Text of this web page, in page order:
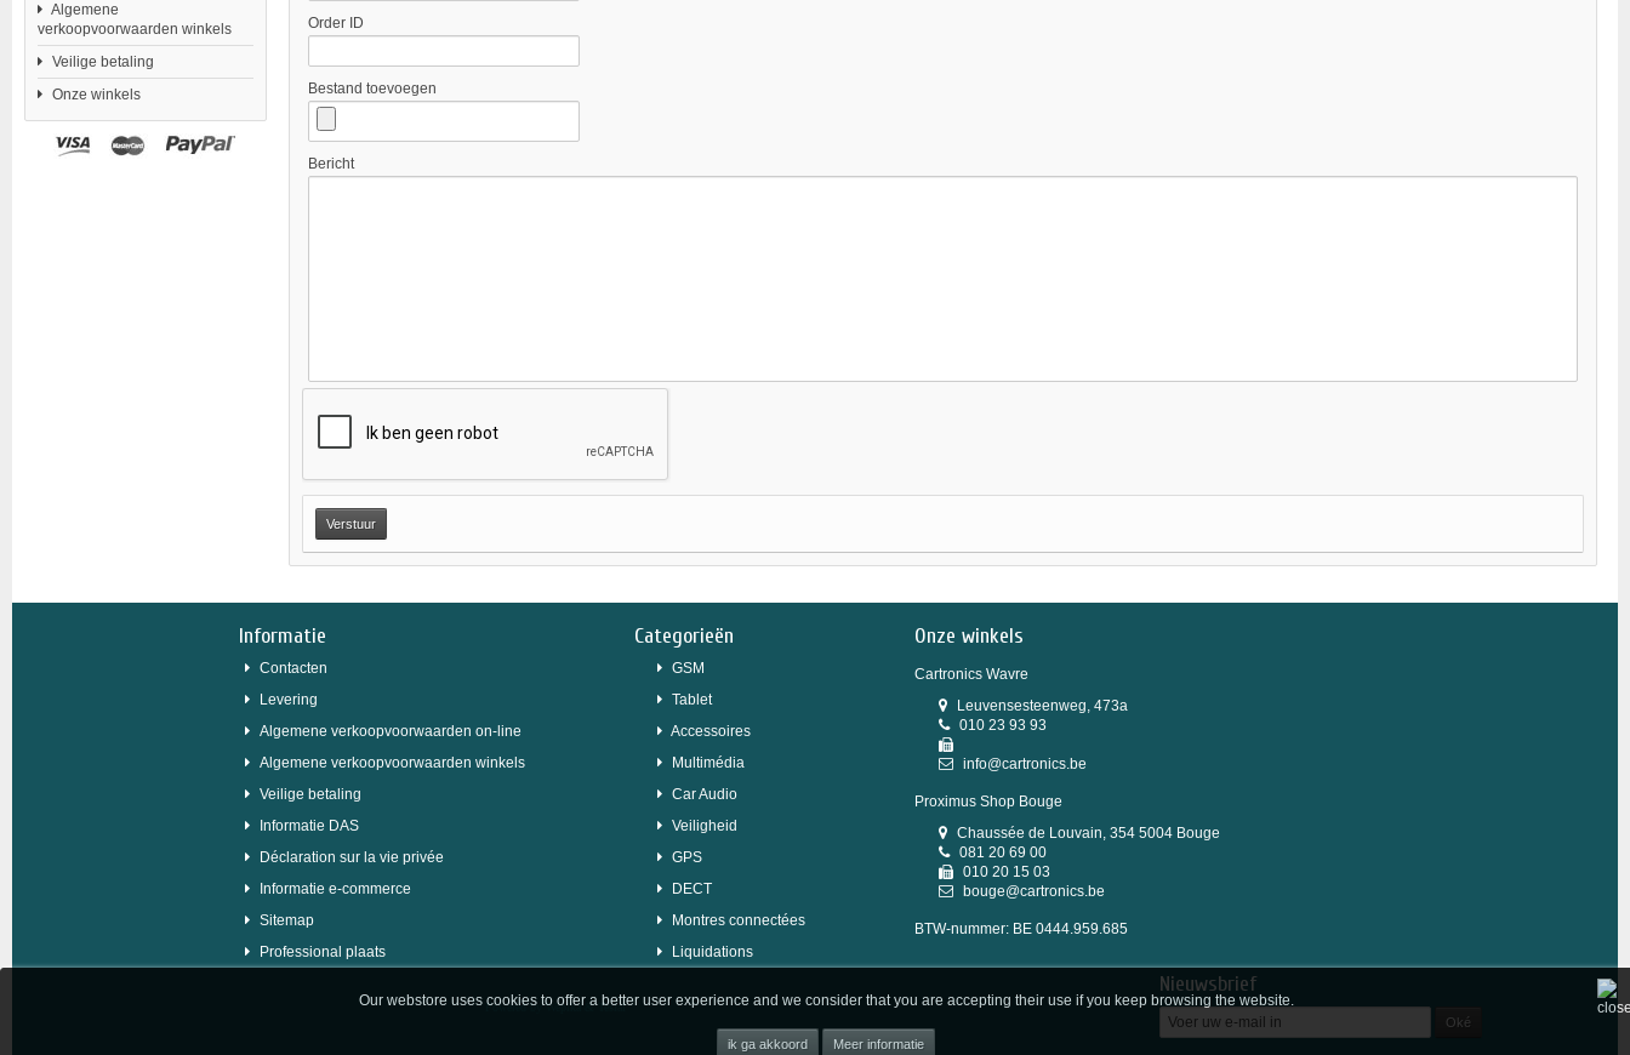
Our webstore uses cookies to offer a better user experience and we consider that you are accepting their use if you keep browsing the website.
Meer informatie
Algemene
verkoopvoorwaarden winkels
Veilige betaling
Onze winkels
Order ID
Bestand toevoegen
Bericht
Informatie
Contacten
Levering
Algemene verkoopvoorwaarden on-line
Algemene verkoopvoorwaarden winkels
Veilige betaling
Informatie DAS
Déclaration sur la vie privée
Informatie e-commerce
Sitemap
Professional plaats
Categorieën
GSM
Tablet
Accessoires
Multimédia
Car Audio
Veiligheid
GPS
DECT
Montres connectées
Liquidations
Onze winkels
Cartronics Wavre
Leuvensesteenweg, 473a
010 23 93 93
info@cartronics.be
Proximus Shop Bouge
Chaussée de Louvain, 354 5004 Bouge
081 20 69 00
010 20 15 03
bouge@cartronics.be
BTW-nummer: BE 0444.959.685
Nieuwsbrief
Oké
Powered byWepika & Tesial